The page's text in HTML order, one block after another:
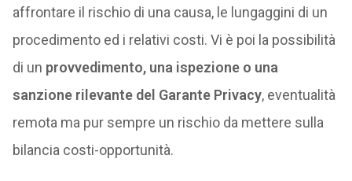
affrontare il rischio di una causa, le lungaggini di un
procedimento ed i relativi costi. Vi è poi la possibilità
di un provvedimento, una ispezione o una
sanzione rilevante del Garante Privacy, eventualità
remota ma pur sempre un rischio da mettere sulla
bilancia costi-opportunità.